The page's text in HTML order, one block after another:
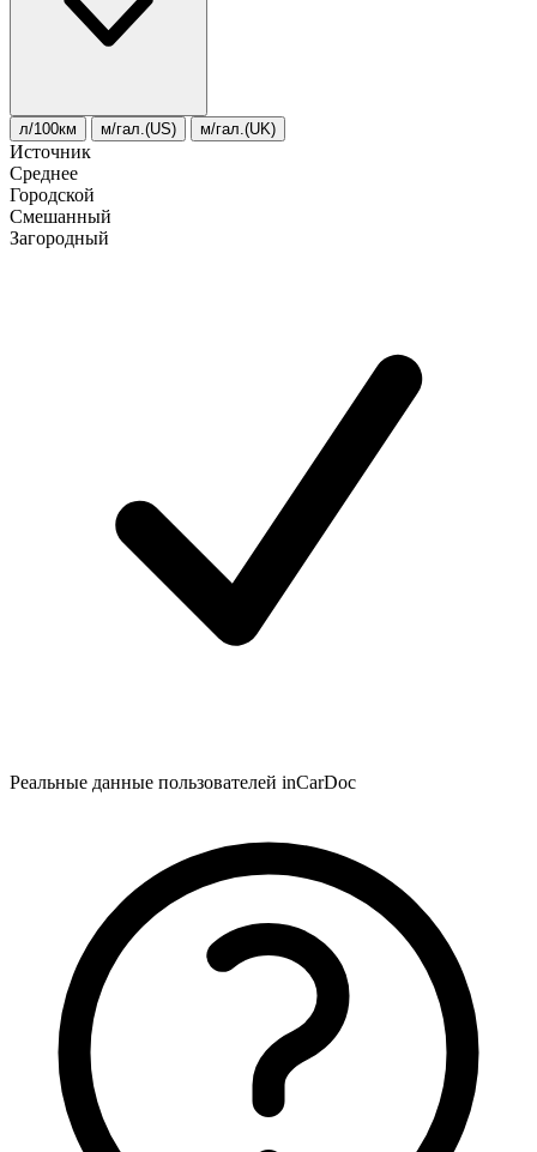
л/100км м/гал.(US) м/гал.(UK)
Источник
Среднее
Городской
Смешанный
Загородный
Реальные данные пользователей inCarDoc